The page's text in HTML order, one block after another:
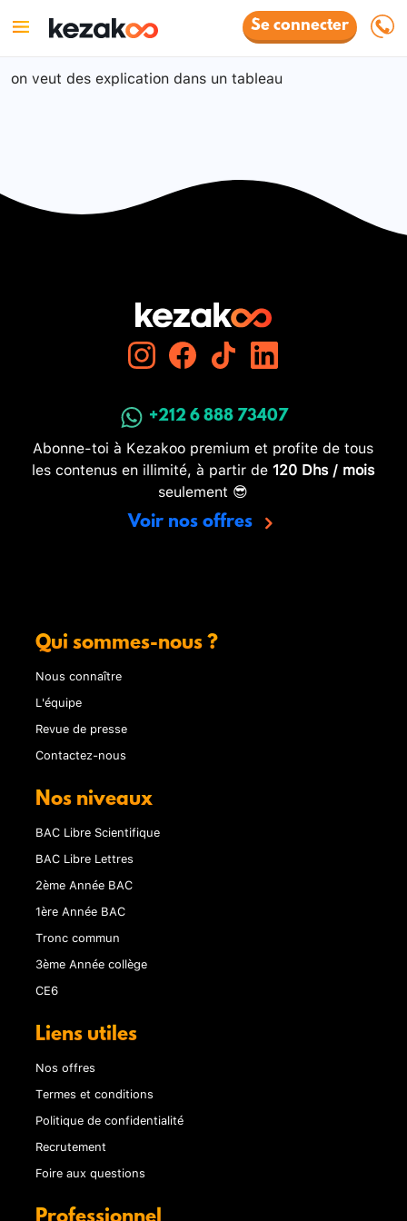
Se connecter
on veut des explication dans un tableau
+212 6 888 73407
Abonne-toi à Kezakoo premium et profite de tous
les contenus en illimité, à partir de 120 Dhs / mois
seulement 😎
Voir nos offres
Qui sommes-nous ?
Nous connaître
L'équipe
Revue de presse
Contactez-nous
Nos niveaux
BAC Libre Scientifique
BAC Libre Lettres
2ème Année BAC
1ère Année BAC
Tronc commun
3ème Année collège
CE6
Liens utiles
Nos offres
Termes et conditions
Politique de confidentialité
Recrutement
Foire aux questions